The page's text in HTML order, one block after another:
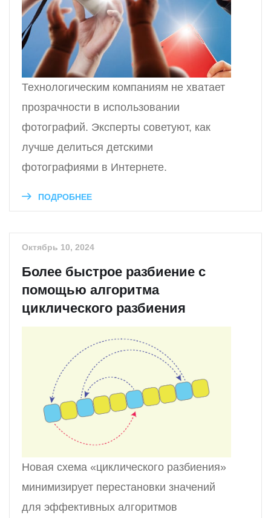
Технологическим компаниям не хватает
прозрачности в использовании
фотографий. Эксперты советуют, как
лучше делиться детскими
фотографиями в Интернете.
ПОДРОБНЕЕ
Октябрь 10, 2024
Более быстрое разбиение с
помощью алгоритма
циклического разбиения
Новая схема «циклического разбиения»
минимизирует перестановки значений
для эффективных алгоритмов